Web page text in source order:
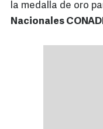
la medalla de oro
Nacionales